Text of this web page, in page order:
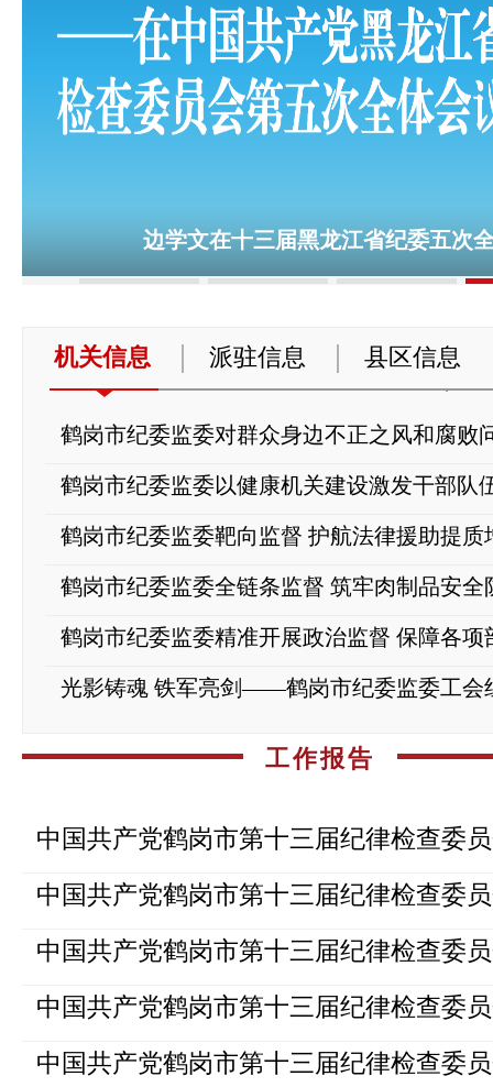
边学文在十三届黑龙江省纪委五次
机关信息 派驻信息 县区信息
鹤岗市纪委监委对群众身边不正之风和腐败
鹤岗市纪委监委以健康机关建设激发干部队
鹤岗市纪委监委靶向监督 护航法律援助提质
鹤岗市纪委监委全链条监督 筑牢肉制品安全
鹤岗市纪委监委精准开展政治监督 保障各项
工作报告